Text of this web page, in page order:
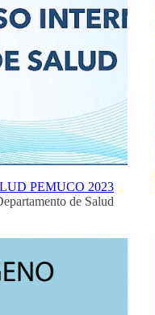
PEMUCO 2023
de Salud